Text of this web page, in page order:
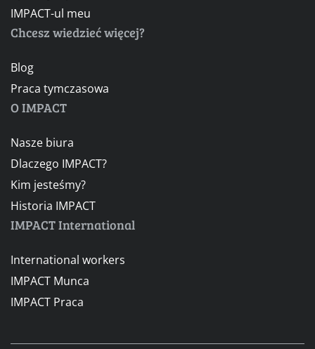
IMPACT-ul meu
Chcesz wiedzieć więcej?
Blog
Praca tymczasowa
O IMPACT
Nasze biura
Dlaczego IMPACT?
Kim jesteśmy?
Historia IMPACT
IMPACT International
International workers
IMPACT Munca
IMPACT Praca